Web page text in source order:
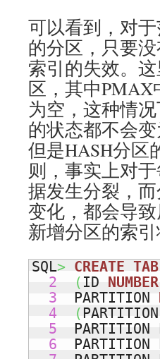
可以看到，对
的分区，只要
索引的失效。
区，其中PMAX
为空，这种情
的状态都不会变
但是HASH分区
则，事实上对
据发生分裂，
变化，都会导
新增分区的索
SQL> CREATE
2
( ID NUMBER
3
  PARTITION
4
(
5
PARTITION
6
PARTITION